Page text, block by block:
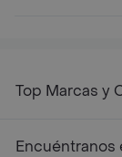
Top Marcas y
Encuéntranos